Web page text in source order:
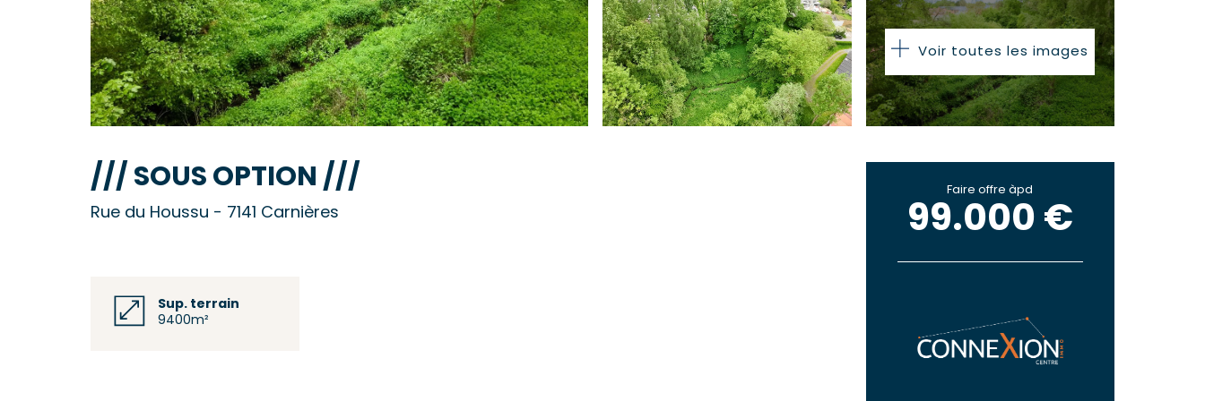
Voir toutes les images
/// SOUS OPTION ///
Rue du Houssu - 7141 Carnières
Sup. terrain
9400m²
Faire offre àpd
99.000 €